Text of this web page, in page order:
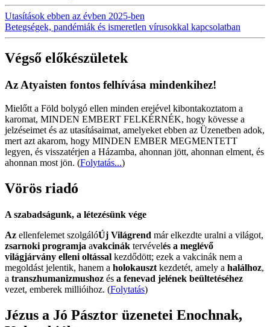
Utasítások ebben az évben 2025-ben
Betegségek, pandémiák és ismeretlen vírusokkal kapcsolatban
Végső előkészületek
Az Atyaisten fontos felhívása mindenkihez!
Mielőtt a Föld bolygó ellen minden erejével kibontakoztatom a
karomat, MINDEN EMBERT FELKÉRNÉK, hogy kövesse a
jelzéseimet és az utasításaimat, amelyeket ebben az Üzenetben adok,
mert azt akarom, hogy MINDEN EMBER MEGMENTETT
legyen, és visszatérjen a Házamba, ahonnan jött, ahonnan elment, és
ahonnan most jön. (Folytatás...)
Vörös riadó
A szabadságunk, a létezésünk vége
Az ellenfelemet szolgálóÚj Világrend már elkezdte uralni a világot,
zsarnoki programja avakcinák tervévelés a meglévő
világjárvány elleni oltással kezdődött; ezek a vakcinák nem a
megoldást jelentik, hanem a holokauszt kezdetét, amely a halálhoz,
a transzhumanizmushoz és a fenevad jelének beültetéséhez
vezet, emberek millióihoz. (Folytatás)
Jézus a Jó Pásztor üzenetei Enochnak,